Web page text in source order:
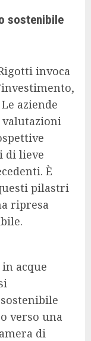
sostenibile
invoca
aziende
di lieve
È
pilastri
ripresa
acque
verso una
di